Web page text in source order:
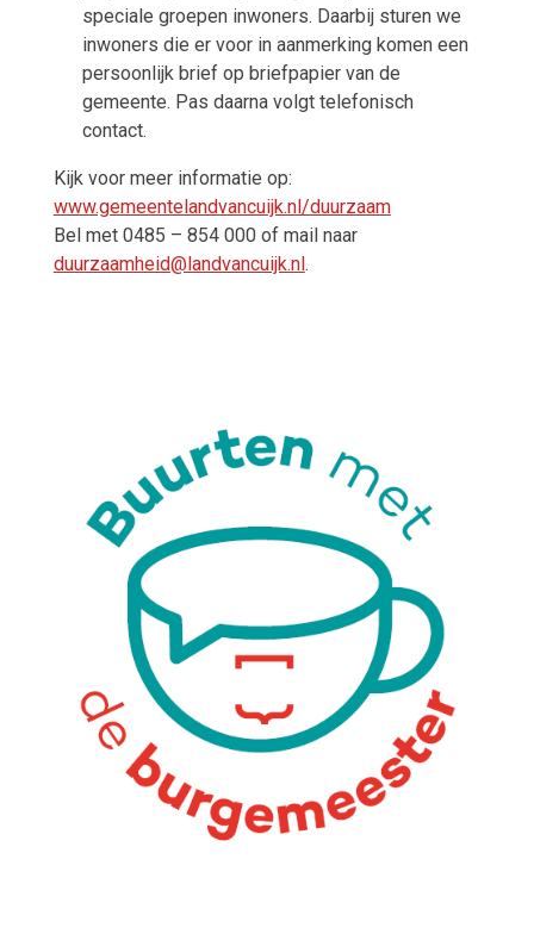
speciale groepen inwoners. Daarbij sturen we
inwoners die er voor in aanmerking komen een
persoonlijk brief op briefpapier van de
gemeente. Pas daarna volgt telefonisch
contact.
Kijk voor meer informatie op:
www.gemeentelandvancuijk.nl/duurzaam
Bel met 0485 – 854 000 of mail naar
duurzaamheid@landvancuijk.nl.